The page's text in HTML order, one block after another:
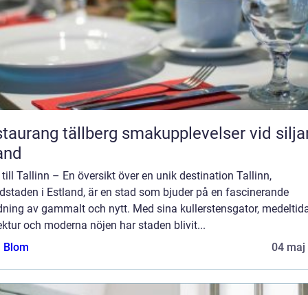
tällberg smakupplevelser vid siljans
till Tallinn – En översikt över en unik destination Tallinn,
i Estland, är en stad som bjuder på en fascinerande
av gammalt och nytt. Med sina kullerstensgator,
och moderna nöjen har staden blivit...
Blom
04 maj